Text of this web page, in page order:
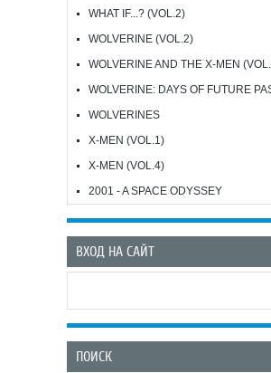
WHAT IF...? (VOL.2)
WOLVERINE (VOL.2)
WOLVERINE AND THE X-MEN
WOLVERINE: DAYS OF FUTURE
WOLVERINES
X-MEN (VOL.1)
X-MEN (VOL.4)
2001 - A SPACE ODYSSEY
ВХОД НА САЙТ
ПОИСК